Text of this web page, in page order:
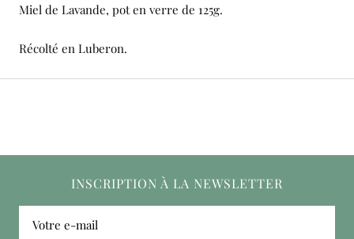
Miel de Lavande, pot en verre de 125g.
Récolté en Luberon.
INSCRIPTION À LA NEWSLETTER
Votre e-mail